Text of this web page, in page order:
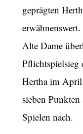
geprägten
Alte Dame
Pflichtspielsieg
Hertha im April
sieben
Spielen nach.